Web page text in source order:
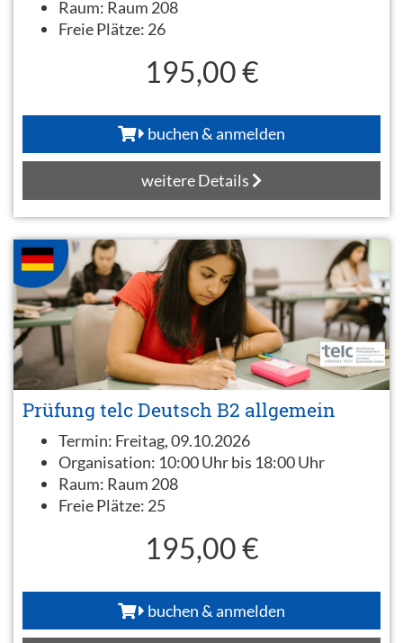
Raum: Raum 208
Freie Plätze: 26
195,00 €
buchen & anmelden
weitere Details
Prüfung telc Deutsch B2 allgemein
Termin: Freitag, 09.10.2026
Organisation: 10:00 Uhr bis 18:00 Uhr
Raum: Raum 208
Freie Plätze: 25
195,00 €
buchen & anmelden